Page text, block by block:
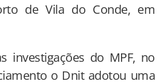
de Vila do Conde, em
investigações do MPF, no
o Dnit adotou uma